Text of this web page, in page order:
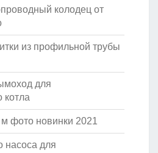
колодец от
из профильной трубы
для
котла
м фото новинки 2021
насоса для